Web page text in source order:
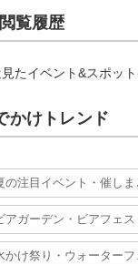
閲覧履歴
たイベント&スポッ
かけトレンド
の注目イベント・催しま
アガーデン・ビアフェス
かけ祭り・ウォーターフ